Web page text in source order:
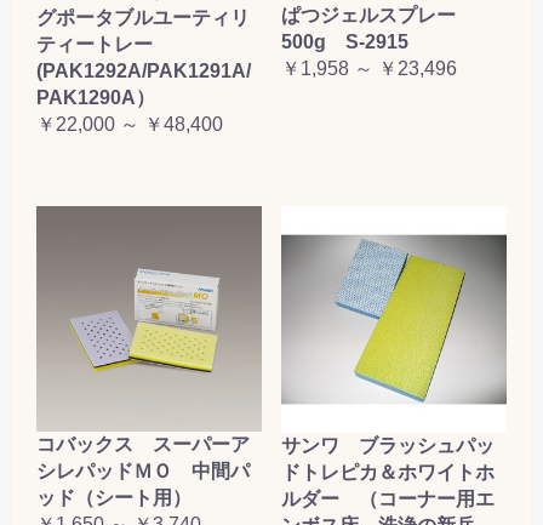
グポータブルユーティリ
ティートレー
(PAK1292A/PAK1291A/
PAK1290A）
￥22,000 ～ ￥48,400
ぱつジェルスプレー
500g S-2915
￥1,958 ～ ￥23,496
コバックス スーパーア
シレパッドＭＯ 中間パ
ッド（シート用）
サンワ ブラッシュパッ
ドトレピカ＆ホワイトホ
ルダー （コーナー用エ